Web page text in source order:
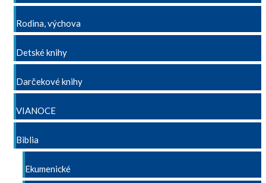
Rodina, výchova
Detské knihy
Darčekové knihy
VIANOCE
Biblia
Ekumenické